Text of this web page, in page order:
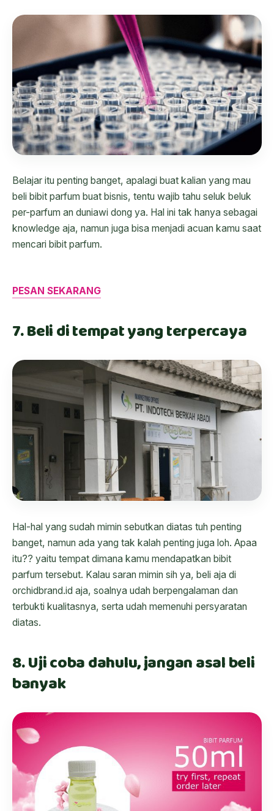
Belajar itu penting banget, apalagi buat kalian yang mau
beli bibit parfum buat bisnis, tentu wajib tahu seluk beluk
per-parfum an duniawi dong ya. Hal ini tak hanya sebagai
knowledge aja, namun juga bisa menjadi acuan kamu saat
mencari bibit parfum.
PESAN SEKARANG
7. Beli di tempat yang terpercaya
Hal-hal yang sudah mimin sebutkan diatas tuh penting
banget, namun ada yang tak kalah penting juga loh. Apaa
itu?? yaitu tempat dimana kamu mendapatkan bibit
parfum tersebut. Kalau saran mimin sih ya, beli aja di
orchidbrand.id aja, soalnya udah berpengalaman dan
terbukti kualitasnya, serta udah memenuhi persyaratan
diatas.
8. Uji coba dahulu, jangan asal beli
banyak